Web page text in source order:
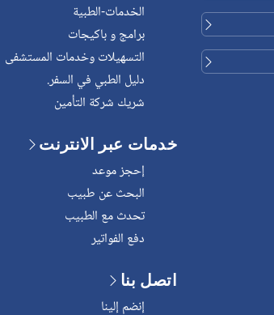
الخدمات-الطبية
برامج و باكيجات
التسهيلات وخدمات المستشفى
دليل الطبي في السفر.
شريك شركة التأمين
خدمات عبر الانترنت
إحجز موعد
البحث عن طبيب
تحدث مع الطبيب
دفع الفواتير
اتصل بنا
إنضم إلينا